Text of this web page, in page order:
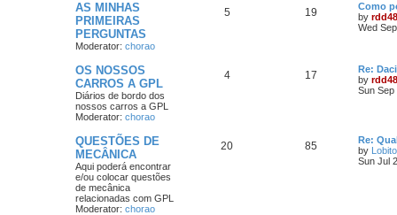
AS MINHAS
PRIMEIRAS
PERGUNTAS
Moderator: chorao
5 19
Como
by
Wed
OS NOSSOS
CARROS A GPL
Diários de bordo dos
nossos carros a GPL
Moderator: chorao
4 17
Re:
by
Sun Sep
QUESTÕES DE
MECÂNICA
Aqui poderá encontrar
e/ou colocar questões
de mecânica
relacionadas com GPL
Moderator: chorao
20 85
Re:
by Lobito
Sun Jul